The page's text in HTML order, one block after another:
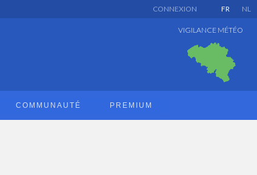
FR NL
CONNEXION
VIGILANCE MÉTÉO
COMMUNAUTÉ PREMIUM